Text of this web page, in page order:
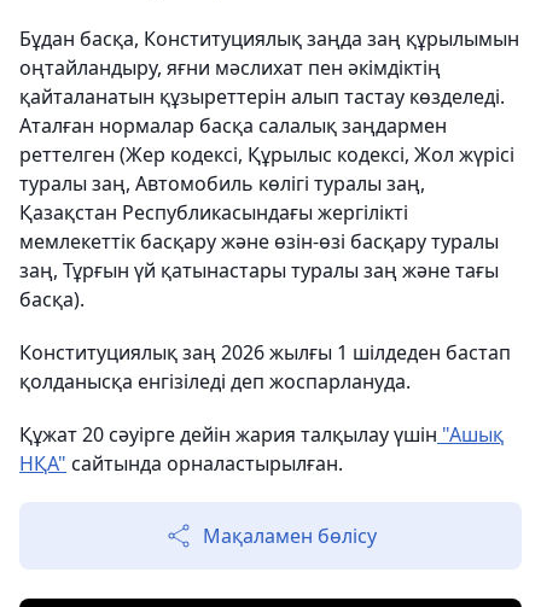
Бұдан басқа, Конституциялық заңда заң құрылымын
оңтайландыру, яғни мәслихат пен әкімдіктің
қайталанатын құзыреттерін алып тастау көзделеді.
Аталған нормалар басқа салалық заңдармен
реттелген (Жер кодексі, Құрылыс кодексі, Жол жүрісі
туралы заң, Автомобиль көлігі туралы заң,
Қазақстан Республикасындағы жергілікті
мемлекеттік басқару және өзін-өзі басқару туралы
заң, Тұрғын үй қатынастары туралы заң және тағы
басқа).
Конституциялық заң 2026 жылғы 1 шілдеден бастап
қолданысқа енгізіледі деп жоспарлануда.
Құжат 20 сәуірге дейін жария талқылау үшін "Ашық
НҚА" сайтында орналастырылған.
Мақаламен бөлісу